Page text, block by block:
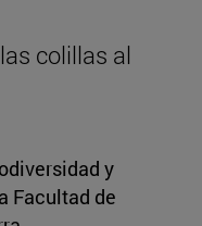
colillas al
y
Facultad de